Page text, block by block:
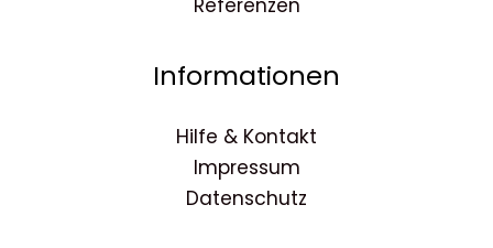
Referenzen
Informationen
Hilfe & Kontakt
Impressum
Datenschutz